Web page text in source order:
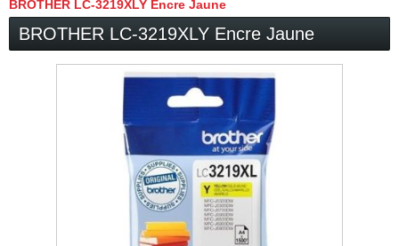
BROTHER LC-3219XLY Encre Jaune
BROTHER LC-3219XLY Encre Jaune